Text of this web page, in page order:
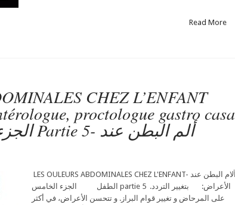
Read More
CHEZ L’ENFANT
proctologue gastro casa
LES OULEURS ABDOMINALES CHEZ L'ENFANT- آلام البطن عند
الطفل الجزء الخامس partie 5 .الأعراض: بتغيير التردد
على المرحاض و تغيير قوام البراز. و تتحسن الأعراض، في أكثر